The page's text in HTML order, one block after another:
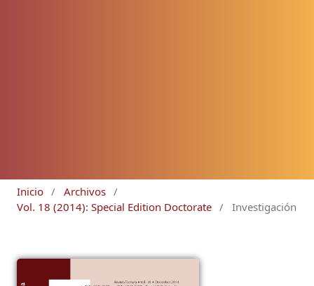
Inicio / Archivos /
Vol. 18 (2014): Special Edition Doctorate / Investigación